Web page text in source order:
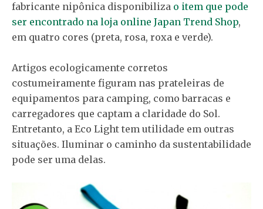
fabricante nipônica disponibiliza o item que pode
ser encontrado na loja online Japan Trend Shop,
em quatro cores (preta, rosa, roxa e verde).
Artigos ecologicamente corretos
costumeiramente figuram nas prateleiras de
equipamentos para camping, como barracas e
carregadores que captam a claridade do Sol.
Entretanto, a Eco Light tem utilidade em outras
situações. Iluminar o caminho da sustentabilidade
pode ser uma delas.